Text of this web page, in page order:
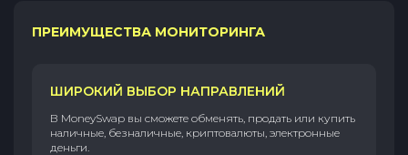
ПРЕИМУЩЕСТВА МОНИТОРИНГА
ШИРОКИЙ ВЫБОР НАПРАВЛЕНИЙ
В MoneySwap вы сможете обменять, продать или купить
наличные, безналичные, криптовалюты, электронные
деньги.